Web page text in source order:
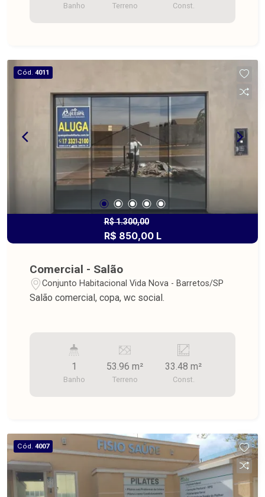
Banho Terreno Const.
Cód. 4011
R$ 1.300,00
R$ 850,00 L
Comercial - Salão
Conjunto Habitacional Vida Nova - Barretos/SP
Salão comercial, copa, wc social.
1
Banho
53.96 m²
Terreno
33.48 m²
Const.
Cód. 4007